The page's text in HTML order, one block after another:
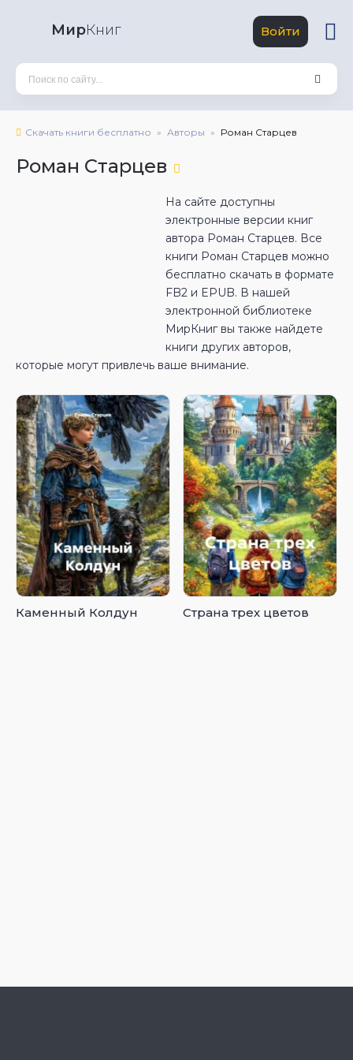
МирКниг Войти
Скачать книги бесплатно Авторы Роман Старцев
Роман Старцев
На сайте доступны
электронные версии книг
автора Роман Старцев. Все
книги Роман Старцев можно
бесплатно скачать в формате
FB2 и EPUB. В нашей
электронной библиотеке
МирКниг вы также найдете
книги других авторов,
которые могут привлечь ваше внимание.
Каменный Колдун Страна трех цветов